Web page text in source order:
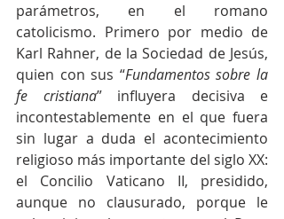
parámetros, en el romano
catolicismo. Primero por medio de
Karl Rahner, de la Sociedad de Jesús,
quien con sus “Fundamentos sobre la
fe cristiana” influyera decisiva e
incontestablemente en el que fuera
sin lugar a duda el acontecimiento
religioso más importante del siglo XX:
el Concilio Vaticano II, presidido,
aunque no clausurado, porque le